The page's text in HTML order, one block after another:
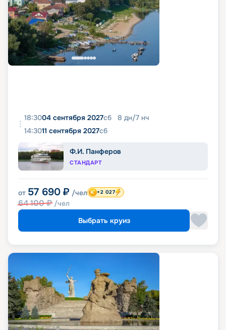
18:3004 сентября 2027сб 8 дн/7 нч
14:3011 сентября 2027сб
Ф.И. Панферов
СТАНДАРТ
от 57 690 ₽ /чел
64 100₽ /чел
+2 027
Выбрать круиз